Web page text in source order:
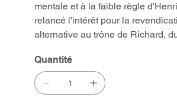
mentale et à la faible règle
relancé l'intérêt pour la
alternative au trône de Richard,
Quantité